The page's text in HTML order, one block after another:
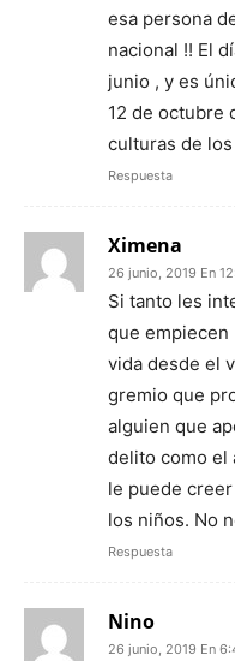
esa persona
nacional !! El
junio , y es
12 de octubre
culturas de
Respuesta
Ximena
26 junio, 2019 En
Si tanto les
que empiecen
vida desde el
gremio que
alguien que
delito como el
le puede
los niños. No
Respuesta
Nino
26 junio, 2019 En